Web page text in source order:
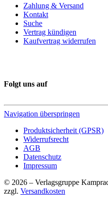
Zahlung & Versand
Kontakt
Suche
Vertrag kündigen
Kaufvertrag widerrufen
Folgt uns auf
Navigation überspringen
Produktsicherheit (GPSR)
Widerrufsrecht
AGB
Datenschutz
Impressum
© 2026 – Verlagsgruppe
zzgl. Versandkosten